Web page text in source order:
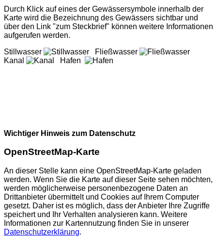
Durch Klick auf eines der Gewässersymbole innerhalb der
Karte wird die Bezeichnung des Gewässers sichtbar und
über den Link "zum Steckbrief" können weitere Informationen
aufgerufen werden.
Stillwasser
Fließwasser
Kanal
Hafen
Wichtiger Hinweis zum Datenschutz
OpenStreetMap-Karte
An dieser Stelle kann eine OpenStreetMap-Karte geladen
werden. Wenn Sie die Karte auf dieser Seite sehen möchten,
werden möglicherweise personenbezogene Daten an
Drittanbieter übermittelt und Cookies auf Ihrem Computer
gesetzt. Daher ist es möglich, dass der Anbieter Ihre Zugriffe
speichert und Ihr Verhalten analysieren kann. Weitere
Informationen zur Kartennutzung finden Sie in unserer
Datenschutzerklärung.